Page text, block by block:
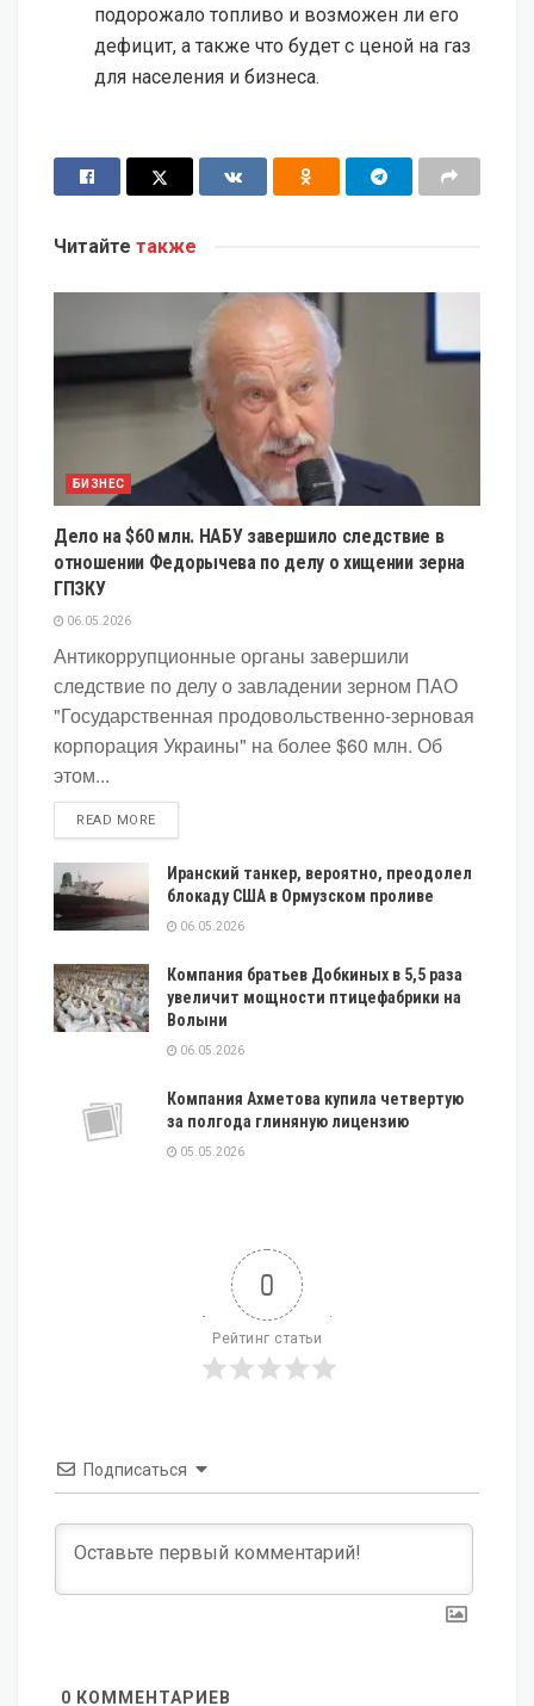
подорожало топливо и возможен ли его
дефицит, а также что будет с ценой на газ
для населения и бизнеса.
Читайте также
БИЗНЕС
Дело на $60 млн. НАБУ завершило следствие в
отношении Федорычева по делу о хищении зерна
ГПЗКУ
06.05.2026
Антикоррупционные органы завершили
следствие по делу о завладении зерном ПАО
"Государственная продовольственно-зерновая
корпорация Украины" на более $60 млн. Об
этом...
READ MOREDETAILS
Иранский танкер, вероятно, преодолел
блокаду США в Ормузском проливе
06.05.2026
Компания братьев Добкиных в 5,5 раза
увеличит мощности птицефабрики на
Волыни
06.05.2026
Компания Ахметова купила четвертую
за полгода глиняную лицензию
05.05.2026
0
Рейтинг статьи
Подписаться
0 КОММЕНТАРИЕВ